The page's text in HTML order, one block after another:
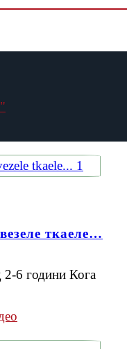
ткаеле…
2-6 години Кога